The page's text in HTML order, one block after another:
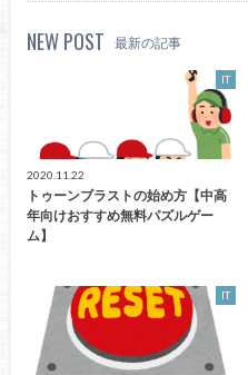
NEW POST 最新の記事
IT
2020.11.22
トゥーンブラストの始め方【中高
年向けおすすめ無料パズルゲー
ム】
IT